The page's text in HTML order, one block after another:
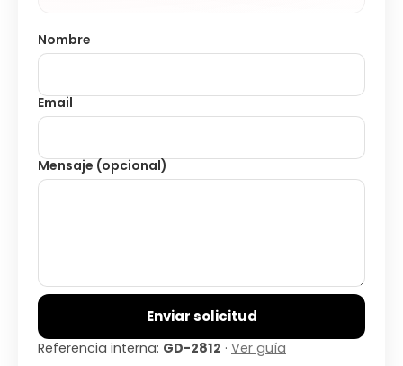
Nombre
Email
Mensaje (opcional)
Enviar solicitud
Referencia interna: GD-2812 · Ver guía